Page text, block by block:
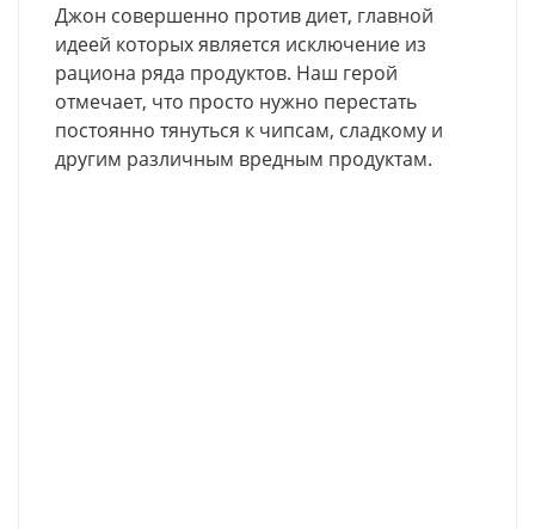
Джон совершенно против диет, главной
идеей которых является исключение из
рациона ряда продуктов. Наш герой
отмечает, что просто нужно перестать
постоянно тянуться к чипсам, сладкому и
другим различным вредным продуктам.